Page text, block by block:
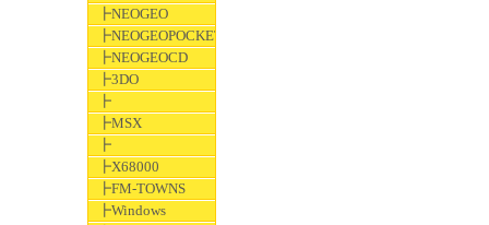
┣NEOGEO
┣NEOGEOPOCKET
┣NEOGEOCD
┣3DO
┣
┣MSX
┣
┣X68000
┣FM-TOWNS
┣Windows